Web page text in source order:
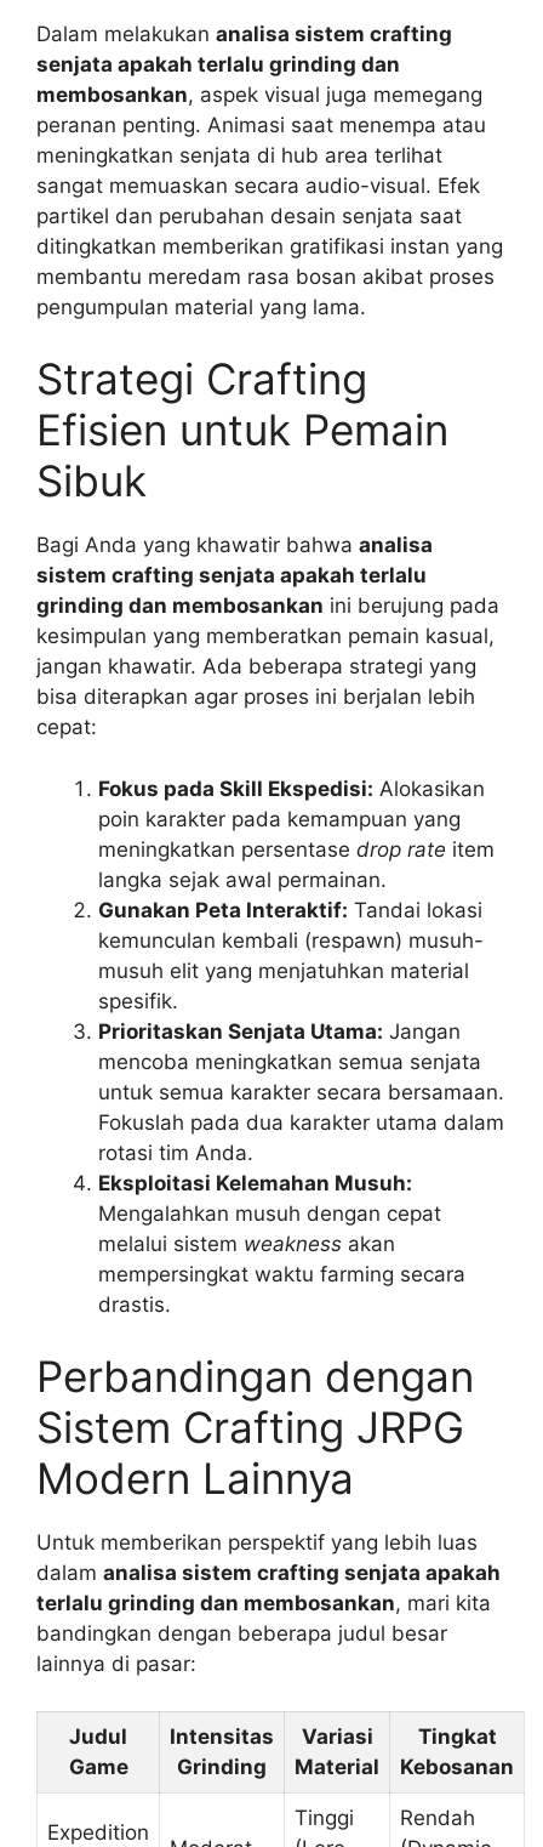
Dalam melakukan analisa sistem crafting
senjata apakah terlalu grinding dan
membosankan, aspek visual juga memegang
peranan penting. Animasi saat menempa atau
meningkatkan senjata di hub area terlihat
sangat memuaskan secara audio-visual. Efek
partikel dan perubahan desain senjata saat
ditingkatkan memberikan gratifikasi instan yang
membantu meredam rasa bosan akibat proses
pengumpulan material yang lama.
Strategi Crafting
Efisien untuk Pemain
Sibuk
Bagi Anda yang khawatir bahwa analisa
sistem crafting senjata apakah terlalu
grinding dan membosankan ini berujung pada
kesimpulan yang memberatkan pemain kasual,
jangan khawatir. Ada beberapa strategi yang
bisa diterapkan agar proses ini berjalan lebih
cepat:
Fokus pada Skill Ekspedisi: Alokasikan
poin karakter pada kemampuan yang
meningkatkan persentase drop rate item
langka sejak awal permainan.
Gunakan Peta Interaktif: Tandai lokasi
kemunculan kembali (respawn) musuh-
musuh elit yang menjatuhkan material
spesifik.
Prioritaskan Senjata Utama: Jangan
mencoba meningkatkan semua senjata
untuk semua karakter secara bersamaan.
Fokuslah pada dua karakter utama dalam
rotasi tim Anda.
Eksploitasi Kelemahan Musuh:
Mengalahkan musuh dengan cepat
melalui sistem weakness akan
mempersingkat waktu farming secara
drastis.
Perbandingan dengan
Sistem Crafting JRPG
Modern Lainnya
Untuk memberikan perspektif yang lebih luas
dalam analisa sistem crafting senjata apakah
terlalu grinding dan membosankan, mari kita
bandingkan dengan beberapa judul besar
lainnya di pasar:
Judul
Game
Intensitas
Grinding
Variasi
Material
Tingkat
Kebosanan
Expedition
Tinggi
Rendah